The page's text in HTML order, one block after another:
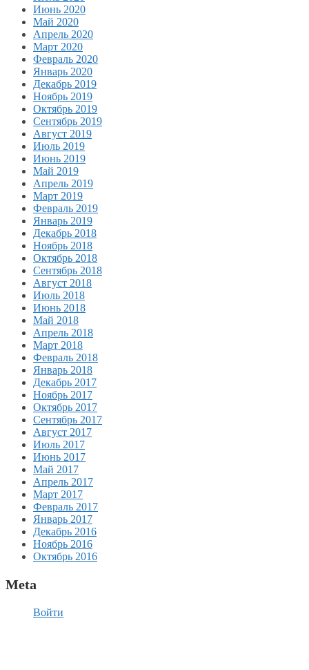
Июнь 2020
Май 2020
Апрель 2020
Март 2020
Февраль 2020
Январь 2020
Декабрь 2019
Ноябрь 2019
Октябрь 2019
Сентябрь 2019
Август 2019
Июль 2019
Июнь 2019
Май 2019
Апрель 2019
Март 2019
Февраль 2019
Январь 2019
Декабрь 2018
Ноябрь 2018
Октябрь 2018
Сентябрь 2018
Август 2018
Июль 2018
Июнь 2018
Май 2018
Апрель 2018
Март 2018
Февраль 2018
Январь 2018
Декабрь 2017
Ноябрь 2017
Октябрь 2017
Сентябрь 2017
Август 2017
Июль 2017
Июнь 2017
Май 2017
Апрель 2017
Март 2017
Февраль 2017
Январь 2017
Декабрь 2016
Ноябрь 2016
Октябрь 2016
Meta
Войти